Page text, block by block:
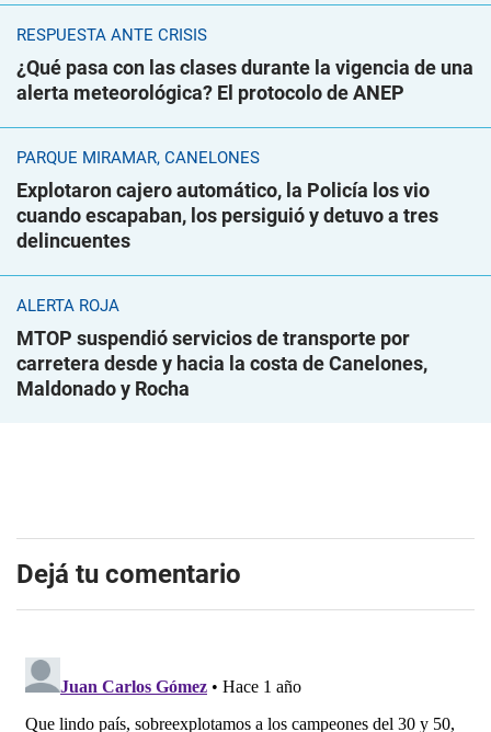
RESPUESTA ANTE CRISIS
¿Qué pasa con las clases durante la vigencia de una
alerta meteorológica? El protocolo de ANEP
PARQUE MIRAMAR, CANELONES
Explotaron cajero automático, la Policía los vio
cuando escapaban, los persiguió y detuvo a tres
delincuentes
ALERTA ROJA
MTOP suspendió servicios de transporte por
carretera desde y hacia la costa de Canelones,
Maldonado y Rocha
Dejá tu comentario